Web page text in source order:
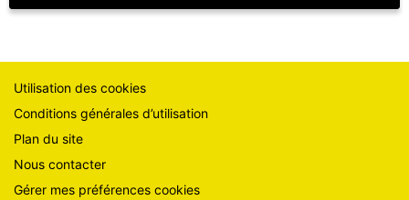
Utilisation des cookies
Conditions générales d’utilisation
Plan du site
Nous contacter
Gérer mes préférences cookies